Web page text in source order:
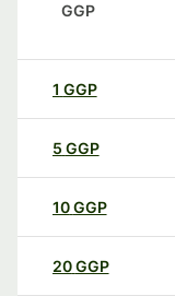
GGP
1 GGP
5 GGP
10GGP
20GGP